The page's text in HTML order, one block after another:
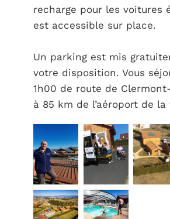
recharge pour les voitures
est accessible sur place.
Un parking est mis
votre disposition. Vous
1h00 de route de
à 85 km de l’aéroport de la